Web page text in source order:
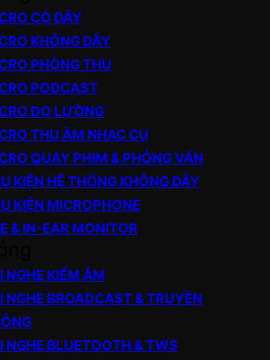
CÓ DÂY
KHÔNG DÂY
PHÒNG THU
PODCAST
ĐO LƯỜNG
THU ÂM NHẠC CỤ
QUAY PHIM & PHỎNG VẤN
KIỆN HỆ THỐNG KHÔNG DÂY
KIỆN MICROPHONE
& IN-EAR MONITOR
NGHE KIỂM ÂM
NGHE BROADCAST & TRUYỀN
NGHE BLUETOOTH & TWS